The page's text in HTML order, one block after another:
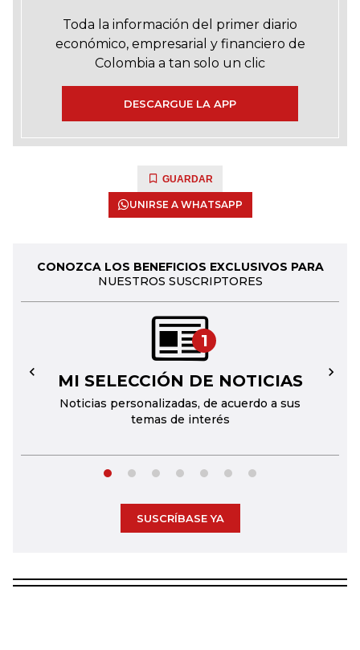
Toda la información del primer diario
económico, empresarial y financiero de
Colombia a tan solo un clic
DESCARGUE LA APP
GUARDAR
UNIRSE A WHATSAPP
CONOZCA LOS BENEFICIOS EXCLUSIVOS PARA
NUESTROS SUSCRIPTORES
1
MI SELECCIÓN DE NOTICIAS
Noticias personalizadas, de acuerdo a sus
temas de interés
← →
SUSCRÍBASE YA